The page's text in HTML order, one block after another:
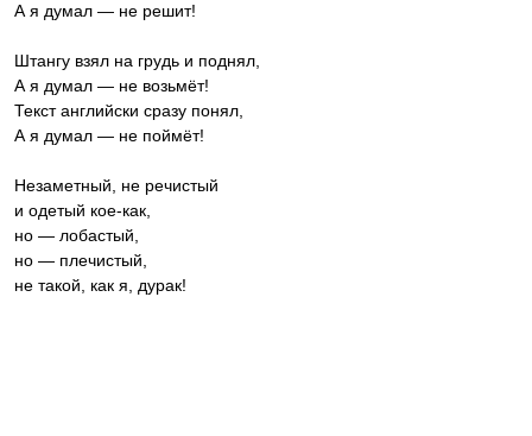
А я думал — не решит!
Штангу взял на грудь и поднял,
А я думал — не возьмёт!
Текст английски сразу понял,
А я думал — не поймёт!
Незаметный, не речистый
и одетый кое-как,
но — лобастый,
но — плечистый,
не такой, как я, дурак!